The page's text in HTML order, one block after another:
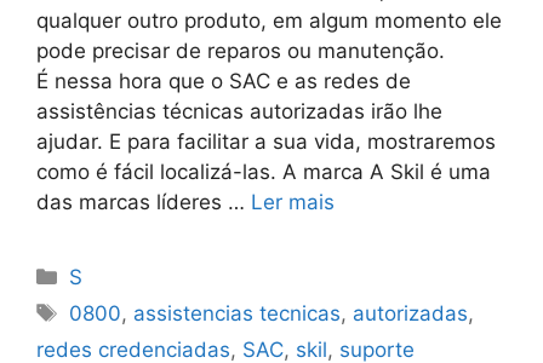
qualquer outro produto, em algum momento ele
pode precisar de reparos ou manutenção.
É nessa hora que o SAC e as redes de
assistências técnicas autorizadas irão lhe
ajudar. E para facilitar a sua vida, mostraremos
como é fácil localizá-las. A marca A Skil é uma
das marcas líderes … Ler mais
Categorias
S
Tags
0800, assistencias tecnicas, autorizadas,
redes credenciadas, SAC, skil, suporte